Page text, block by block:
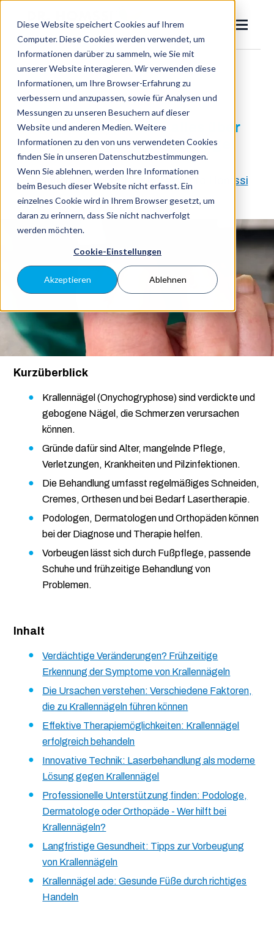
Diese Website speichert Cookies auf Ihrem
Computer. Diese Cookies werden verwendet, um
Informationen darüber zu sammeln, wie Sie mit
unserer Website interagieren. Wir verwenden diese
Informationen, um Ihre Browser-Erfahrung zu
verbessern und anzupassen, sowie für Analysen und
Messungen zu unseren Besuchern auf dieser
Website und anderen Medien. Weitere
Informationen zu den von uns verwendeten Cookies
finden Sie in unseren Datenschutzbestimmungen.
Wenn Sie ablehnen, werden Ihre Informationen
beim Besuch dieser Website nicht erfasst. Ein
einzelnes Cookie wird in Ihrem Browser gesetzt, um
daran zu erinnern, dass Sie nicht nachverfolgt
werden möchten.
Cookie-Einstellungen
Akzeptieren Ablehnen
SKIP
Toggle
Dr. Homssi
Eingewachsener Zehennagel Toggle
children
for
Zehennagel
Ratgeber
Suchen
zurück zum Ratgeber
Allgemeine Ratschläge
Onychogryphose – alles über
schmerzhafte Krallennägel
Geschrieben von: Dr. Univ. PD Amro Homssi
Kurzüberblick
Krallennägel (Onychogryphose) sind verdickte und
gebogene Nägel, die Schmerzen verursachen
können.
Gründe dafür sind Alter, mangelnde Pflege,
Verletzungen, Krankheiten und Pilzinfektionen.
Die Behandlung umfasst regelmäßiges Schneiden,
Cremes, Orthesen und bei Bedarf Lasertherapie.
Podologen, Dermatologen und Orthopäden können
bei der Diagnose und Therapie helfen.
Vorbeugen lässt sich durch Fußpflege, passende
Schuhe und frühzeitige Behandlung von
Problemen.
Inhalt
Verdächtige Veränderungen? Frühzeitige
Erkennung der Symptome von Krallennägeln
Die Ursachen verstehen: Verschiedene Faktoren,
die zu Krallennägeln führen können
Effektive Therapiemöglichkeiten: Krallennägel
erfolgreich behandeln
Innovative Technik: Laserbehandlung als moderne
Lösung gegen Krallennägel
Professionelle Unterstützung finden: Podologe,
Dermatologe oder Orthopäde - Wer hilft bei
Krallennägeln?
Langfristige Gesundheit: Tipps zur Vorbeugung
von Krallennägeln
Krallennägel ade: Gesunde Füße durch richtiges
Handeln